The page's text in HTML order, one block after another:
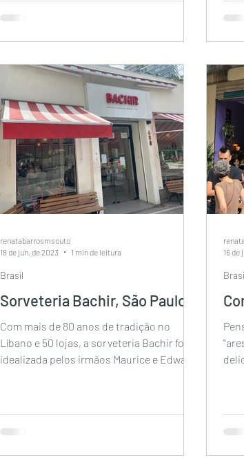
Sorveteria Bachir, São Paulo
Com mais de 80 anos de tradição no
Líbano e 50 lojas, a sorveteria Bachir foi
idealizada pelos irmãos Maurice e Edward
Brasil
renatabarrosmsouto
18 de jun. de 2023
1 min de leitura
16 de